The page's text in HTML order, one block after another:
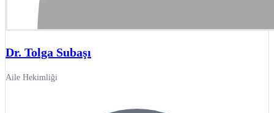
Dr. Tolga Subaşı
Aile Hekimliği